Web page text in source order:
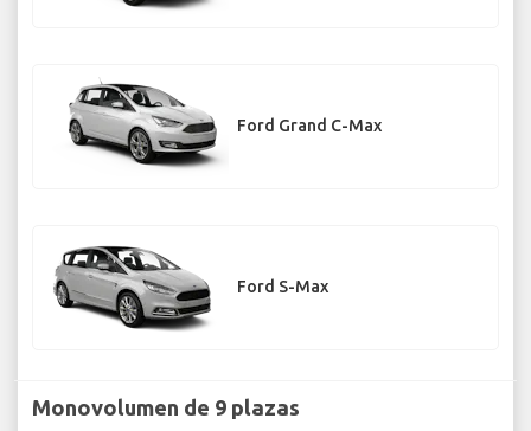
Ford Grand C-Max
Ford S-Max
Monovolumen de 9 plazas